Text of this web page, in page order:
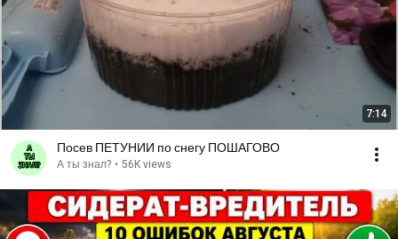
7:14
Посев ПЕТУНИИ по снегу ПОШАГОВО
А ты знал? • 56K views